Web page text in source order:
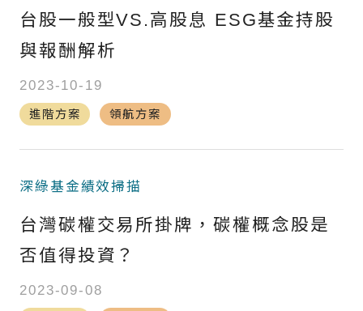
台股一般型VS.高股息 ESG基金持股
與報酬解析
2023-10-19
進階方案 領航方案
深綠基金績效掃描
台灣碳權交易所掛牌，碳權概念股是
否值得投資？
2023-09-08